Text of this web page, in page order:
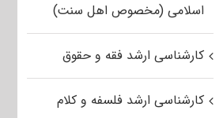
اسلامی (مخصوص اهل سنت)
کارشناسی ارشد فقه و حقوق
کارشناسی ارشد فلسفه و کلام